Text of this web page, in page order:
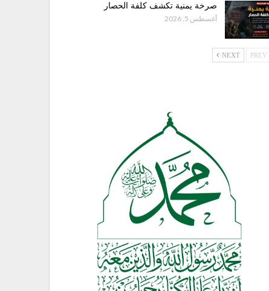
صرخة يمنية تكشف كلفة الحصار
أغسطس 5, 2026
NEXT